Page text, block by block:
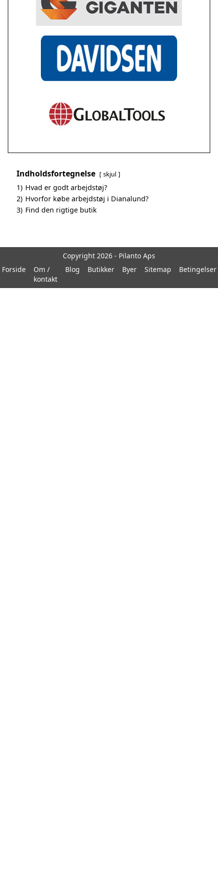
Indholdsfortegnelse skjul
1) Hvad er godt arbejdstøj?
2) Hvorfor købe arbejdstøj i Dianalund?
3) Find den rigtige butik
Copyright 2026 - Pilanto Aps
Forside
Om /
kontakt
Blog Butikker Byer Sitemap Betingelser